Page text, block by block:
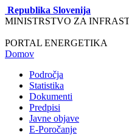
Republika Slovenija
MINISTRSTVO ZA
PORTAL ENERGETIKA
Domov
Področja
Statistika
Dokumenti
Predpisi
Javne objave
E-Poročanje